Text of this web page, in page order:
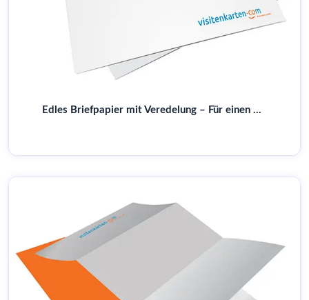
Edles Briefpapier mit Veredelung – Für einen bleibenden Eindruck | Online gestalten & drucken